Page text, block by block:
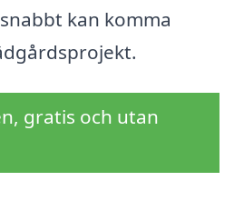
kan komma
gratis och utan